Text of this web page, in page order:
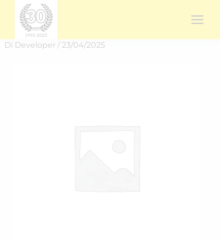
contenuto
Di Developer / 23/04/2025